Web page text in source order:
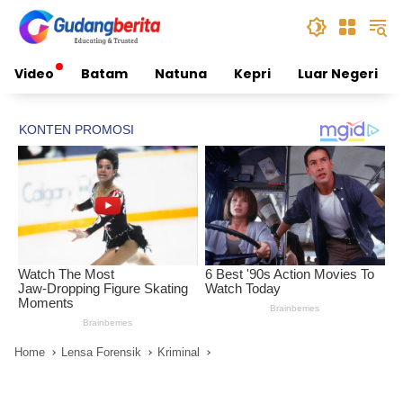
content
Video Batam Natuna Kepri Luar Negeri
Home Lensa Forensik Kriminal